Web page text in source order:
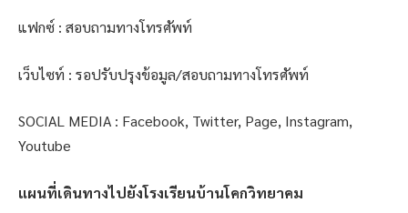
แฟกซ์ : สอบถามทางโทรศัพท์
เว็บไซท์ : รอปรับปรุงข้อมูล/สอบถามทางโทรศัพท์
SOCIAL MEDIA : Facebook, Twitter, Page, Instagram,
Youtube
แผนที่เดินทางไปยังโรงเรียนบ้านโคกวิทยาคม